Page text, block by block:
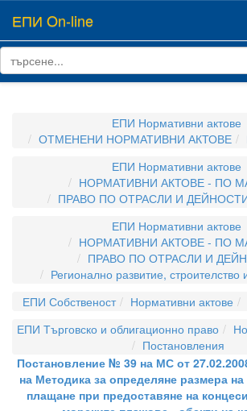
ЕПИ On-line
ЕПИ Нормативни актове
ОТМЕНЕНИ НОРМАТИВНИ АКТОВЕ
ЕПИ Нормативни актове
НОРМАТИВНИ АКТОВЕ - ПО
ПРАВО ПО ОТРАСЛИ И
ЕПИ Нормативни актове
НОРМАТИВНИ АКТОВЕ - ПО
ПРАВО ПО ОТРАСЛИ И
Регионално развитие, строителство
ЕПИ Собственост
Нормативни актове
ЕПИ Търговско и облигационно право
Постановления
Постановление № 39 на МС от
на Методика за определяне размера
плащане при предоставяне на